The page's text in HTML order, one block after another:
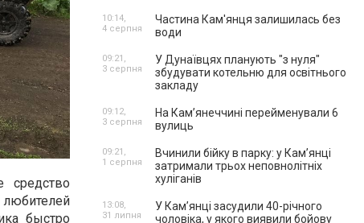
средство
быстро
Частина Кам'янця залишилась без
води
10:14,
4 серпня
У Дунаївцях планують "з нуля"
збудувати котельню для освітнього
закладу
09:21,
3 серпня
На Камʼянеччині перейменували 6
вулиць
09:12,
3 серпня
Вчинили бійку в парку: у Кам’янці
затримали трьох неповнолітніх
хуліганів
09:21,
1 серпня
У Камʼянці засудили 40-річного
чоловіка, у якого виявили бойову
13:08,
31 липня